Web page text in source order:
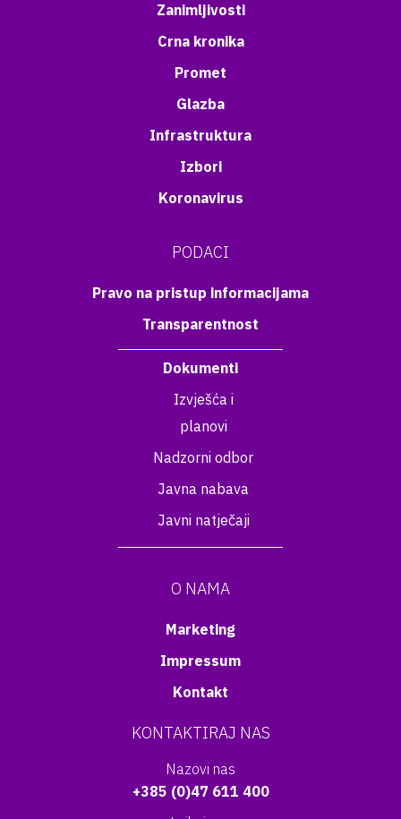
Zanimljivosti
Crna kronika
Promet
Glazba
Infrastruktura
Izbori
Koronavirus
PODACI
Pravo na pristup informacijama
Transparentnost
Dokumenti
Izvješća i
planovi
Nadzorni odbor
Javna nabava
Javni natječaji
O NAMA
Marketing
Impressum
Kontakt
KONTAKTIRAJ NAS
Nazovi nas
+385 (0)47 611 400